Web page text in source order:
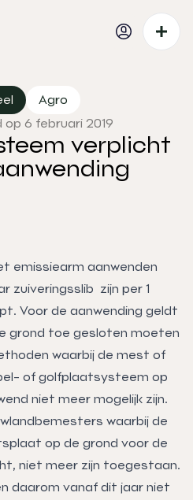
Agro
6 februari 2019
verplicht
emissiearm aanwenden
zuiveringsslib zijn per 1
Voor de aanwending geldt
grond toe gesloten moeten
waarbij de mest of
of golfplaatsysteem op
niet meer mogelijk zijn.
waarbij de
op de grond voor de
niet meer zijn toegestaan.
daarom vanaf dit jaar niet